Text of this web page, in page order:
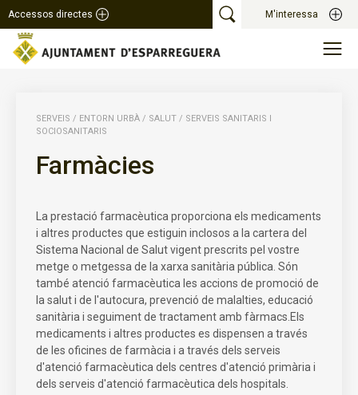
Accessos directes M'interessa
SERVEIS / ENTORN URBÀ / SALUT / SERVEIS SANITARIS I
SOCIOSANITARIS
Farmàcies
La prestació farmacèutica proporciona els medicaments
i altres productes que estiguin inclosos a la cartera del
Sistema Nacional de Salut vigent prescrits pel vostre
metge o metgessa de la xarxa sanitària pública. Són
també atenció farmacèutica les accions de promoció de
la salut i de l'autocura, prevenció de malalties, educació
sanitària i seguiment de tractament amb fàrmacs.Els
medicaments i altres productes es dispensen a través
de les oficines de farmàcia i a través dels serveis
d'atenció farmacèutica dels centres d'atenció primària i
dels serveis d'atenció farmacèutica dels hospitals.